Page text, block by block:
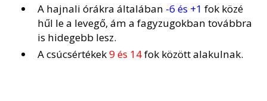
A hajnali órákra általában -6 és +1 fok közé
hűl le a levegő, ám a fagyzugokban továbbra
is hidegebb lesz.
A csúcsértékek9 és 14fok között alakulnak.